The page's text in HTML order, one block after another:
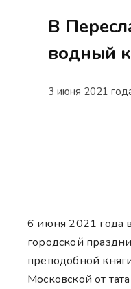
В
водный
3 июня 2021
6 июня 2021 года
городской
преподобной
Московской от